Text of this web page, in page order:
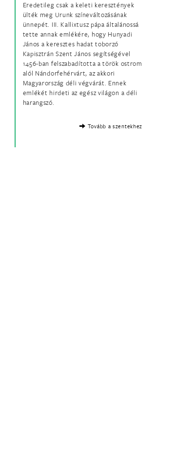
Eredetileg csak a keleti keresztények
ülték meg Urunk színeváltozásának
ünnepét. III. Kallixtusz pápa általánossá
tette annak emlékére, hogy Hunyadi
János a keresztes hadat toborzó
Kapisztrán Szent János segítségével
1456-ban felszabadította a török ostrom
alól Nándorfehérvárt, az akkori
Magyarország déli végvárát. Ennek
emlékét hirdeti az egész világon a déli
harangszó.
Tovább a szentekhez